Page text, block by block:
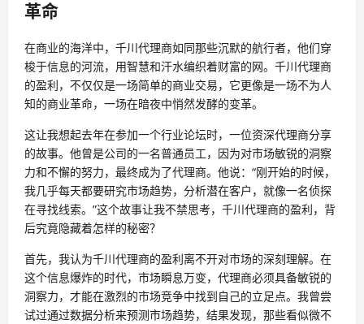
革命
在商业的海洋中，千川代理商如同那些沉默的航行者，他们穿
梭于信息的河流，用智慧和汗水编织着财富的网。千川代理商
的盈利，不仅仅是一场简单的商业交易，它更像是一场不为人
知的商业革命，一场在暗夜中悄然发酵的变革。
这让我想起去年在参加一个行业论坛时，一位资深代理商分享
的故事。他曾是公司的一名普通员工，因为对市场敏锐的洞察
力和不懈的努力，最终成为了代理商。他说：“刚开始的时候，
我几乎每天都要研究市场趋势，分析潜在客户，就像一名侦探
在寻找线索。”这个故事让我不禁思考，千川代理商的盈利，背
后究竟隐藏着怎样的秘密？
首先，我认为千川代理商的盈利离不开对市场的深刻理解。在
这个信息爆炸的时代，市场瞬息万变，代理商必须具备敏锐的
洞察力，才能在激烈的市场竞争中找到自己的立足点。我曾尝
试过通过数据分析来预测市场趋势，结果发现，那些看似微不